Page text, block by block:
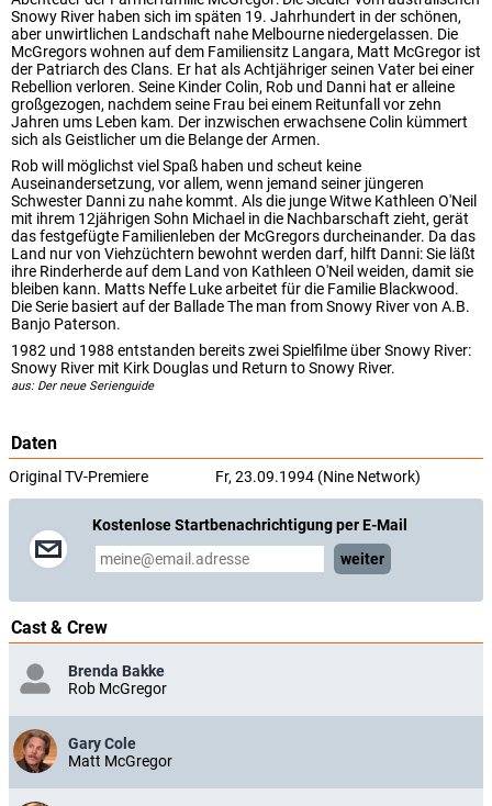
Snowy River haben sich im späten 19. Jahrhundert in der schönen,
aber unwirtlichen Landschaft nahe Melbourne niedergelassen. Die
McGregors wohnen auf dem Familiensitz Langara, Matt McGregor ist
der Patriarch des Clans. Er hat als Achtjähriger seinen Vater bei einer
Rebellion verloren. Seine Kinder Colin, Rob und Danni hat er alleine
großgezogen, nachdem seine Frau bei einem Reitunfall vor zehn
Jahren ums Leben kam. Der inzwischen erwachsene Colin kümmert
sich als Geistlicher um die Belange der Armen.
Rob will möglichst viel Spaß haben und scheut keine
Auseinandersetzung, vor allem, wenn jemand seiner jüngeren
Schwester Danni zu nahe kommt. Als die junge Witwe Kathleen O'Neil
mit ihrem 12jährigen Sohn Michael in die Nachbarschaft zieht, gerät
das festgefügte Familienleben der McGregors durcheinander. Da das
Land nur von Viehzüchtern bewohnt werden darf, hilft Danni: Sie läßt
ihre Rinderherde auf dem Land von Kathleen O'Neil weiden, damit sie
bleiben kann. Matts Neffe Luke arbeitet für die Familie Blackwood.
Die Serie basiert auf der Ballade The man from Snowy River von A.B.
Banjo Paterson.
1982 und 1988 entstanden bereits zwei Spielfilme über Snowy River:
Snowy River mit Kirk Douglas und Return to Snowy River.
aus: Der neue Serienguide
Daten
Original TV-Premiere Fr, 23.09.1994 (Nine Network)
Kostenlose Startbenachrichtigung per E-Mail
weiter
Cast & Crew
Brenda Bakke
Rob McGregor
Gary Cole
Matt McGregor